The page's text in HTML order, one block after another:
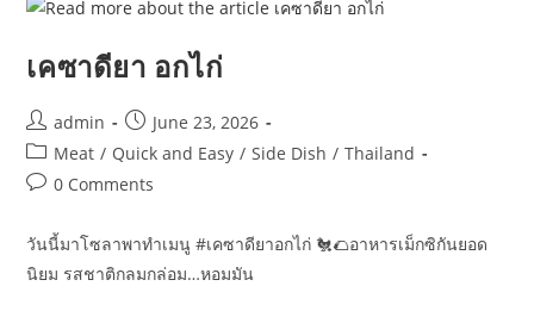
เคซาดียา อกไก่
Post
author:
admin
Post
published:
June 23, 2026
Post
category:
Meat / Quick and Easy / Side Dish / Thailand
Post0 Comments
วันนี้มาโซลาพาทำเมนู #เคซาดียาอกไก่ 🐔​🌮​อาหารเม็กซิกันยอด
นิยม รสชาติกลมกล่อม…หอมมัน